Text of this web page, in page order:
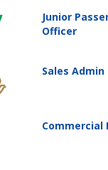
Junior
Officer
Sales
Commercial